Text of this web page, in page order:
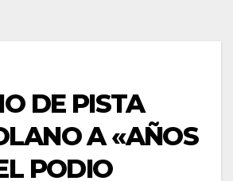
DE PISTA
A «AÑOS
PODIO